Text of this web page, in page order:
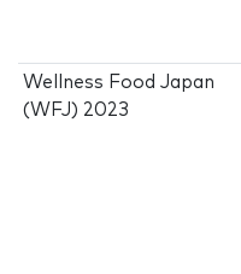
Wellness Food Japan
(WFJ) 2023